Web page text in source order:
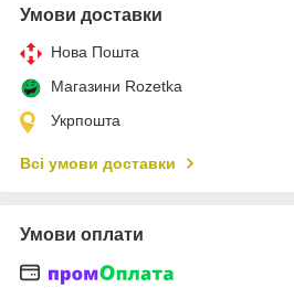
Умови доставки
Нова Пошта
Магазини Rozetka
Укрпошта
Всі умови доставки
Умови оплати